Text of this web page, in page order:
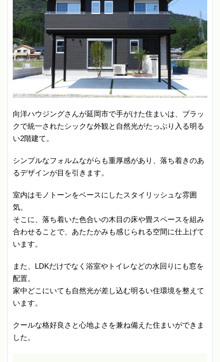
向洋ハウジングさんが延岡市で手がけた住まいは、ブラッ
クで統一されたシックな外観と自然光がたっぷり入る明る
い2階建て。
シンプルなフォルムながらも重厚感があり、落ち着きのあ
るデザインが目を引きます。
室内はモノトーンをベースにしたスタイリッシュな雰囲
気。
そこに、落ち着いた色合いの木目の床や畳スペースを組み
合わせることで、あたたかみも感じられる空間に仕上げて
います。
また、LDKだけでなく浴室やトイレなどの水回りにも窓を
配置。
家中どこにいても自然光が差し込む明るい住環境を整えて
います。
クールな格好良さと心地よさを兼ね備えた住まいができま
した。